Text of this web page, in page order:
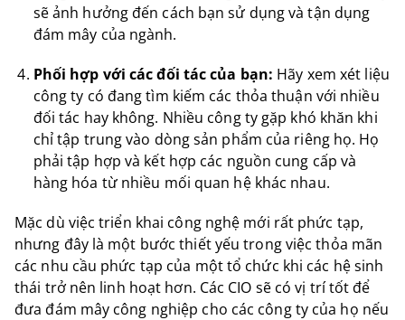
sẽ ảnh hưởng đến cách bạn sử dụng và tận dụng
đám mây của ngành.
Phối hợp với các đối tác của bạn: Hãy xem xét liệu
công ty có đang tìm kiếm các thỏa thuận với nhiều
đối tác hay không. Nhiều công ty gặp khó khăn khi
chỉ tập trung vào dòng sản phẩm của riêng họ. Họ
phải tập hợp và kết hợp các nguồn cung cấp và
hàng hóa từ nhiều mối quan hệ khác nhau.
Mặc dù việc triển khai công nghệ mới rất phức tạp,
nhưng đây là một bước thiết yếu trong việc thỏa mãn
các nhu cầu phức tạp của một tổ chức khi các hệ sinh
thái trở nên linh hoạt hơn. Các CIO sẽ có vị trí tốt để
đưa đám mây công nghiệp cho các công ty của họ nếu